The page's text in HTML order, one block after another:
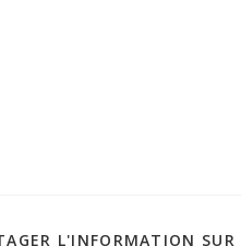
L'INFORMATION SUR